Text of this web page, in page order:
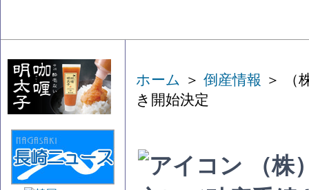
ホーム ＞ 倒産情報 ＞ （
き開始決定
（株